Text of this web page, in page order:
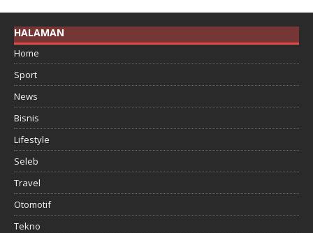
HALAMAN
Home
Sport
News
Bisnis
Lifestyle
Seleb
Travel
Otomotif
Tekno